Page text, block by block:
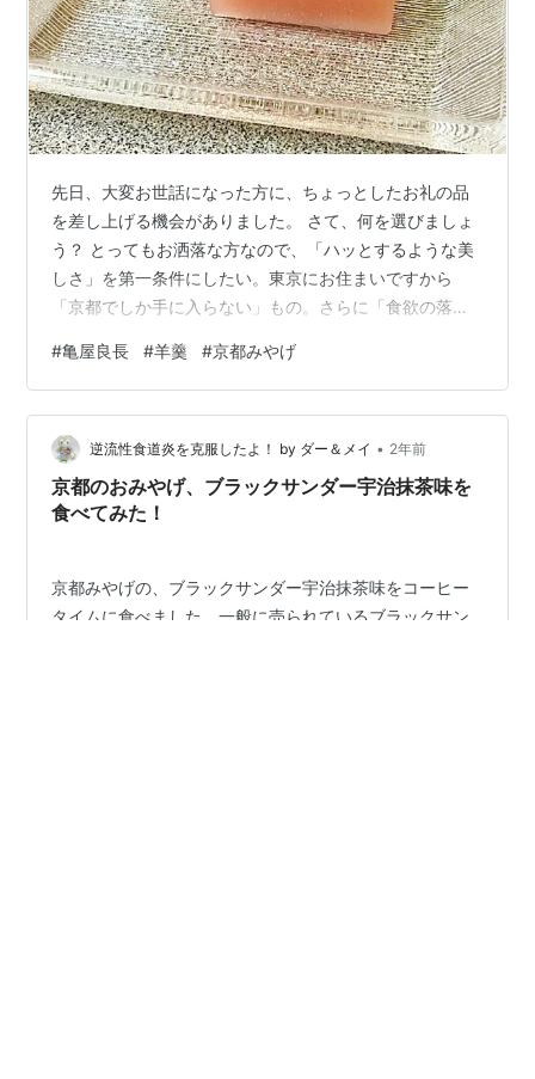
先日、大変お世話になった方に、ちょっとしたお礼の品
を差し上げる機会がありました。 さて、何を選びましょ
う？ とってもお洒落な方なので、「ハッとするような美
しさ」を第一条件にしたい。東京にお住まいですから
「京都でしか手に入らない」もの。さらに「食欲の落ち
運べて、ある程度日持ちする」...。 頭を悩ませ、ふと思
い出したのは『亀屋良長』さんの「夏まつり」。
kameya-yoshinaga.com 「お口に合わないことはないだ
ろうけど、ちょっと面白みに欠けるかしら...。」と思い
つつ、ウェブサイトを眺めておりましたら、こちらが目
に留まりました。 ka…
#亀屋良長 #羊羹 #京都みやげ
逆流性食道炎を克服したよ！ by ダー＆メイ • 2年前
京都のおみやげ、ブラックサンダー宇治抹茶味を
食べてみた！